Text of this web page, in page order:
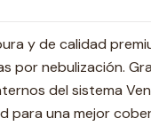
y de calidad
por nebulización.
del sistema
para una mejor